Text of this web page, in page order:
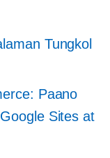
Tungkol
Paano
Sites at